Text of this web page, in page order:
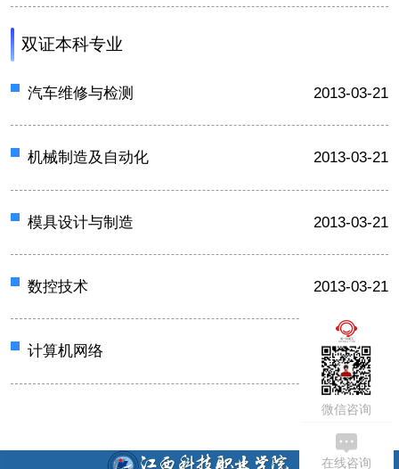
双证本科专业
汽车维修与检测 2013-03-21
机械制造及自动化 2013-03-21
模具设计与制造 2013-03-21
数控技术 2013-03-21
计算机网络 2013-03-21
周一到周五
09:00-17:30
微信咨询
在线咨询